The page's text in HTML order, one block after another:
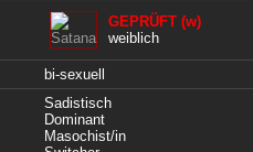
GEPRÜFT (w)
weiblich
bi-sexuell
Sadistisch
Dominant
Masochist/in